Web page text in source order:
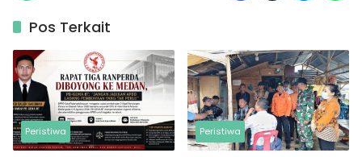
Pos Terkait
Peristiwa Peristiwa